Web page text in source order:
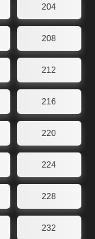
204
208
212
216
220
224
228
232